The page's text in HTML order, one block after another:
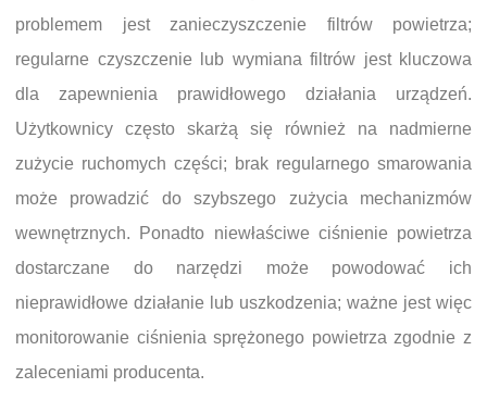
problemem jest zanieczyszczenie filtrów powietrza;
regularne czyszczenie lub wymiana filtrów jest kluczowa
dla zapewnienia prawidłowego działania urządzeń.
Użytkownicy często skarżą się również na nadmierne
zużycie ruchomych części; brak regularnego smarowania
może prowadzić do szybszego zużycia mechanizmów
wewnętrznych. Ponadto niewłaściwe ciśnienie powietrza
dostarczane do narzędzi może powodować ich
nieprawidłowe działanie lub uszkodzenia; ważne jest więc
monitorowanie ciśnienia sprężonego powietrza zgodnie z
zaleceniami producenta.